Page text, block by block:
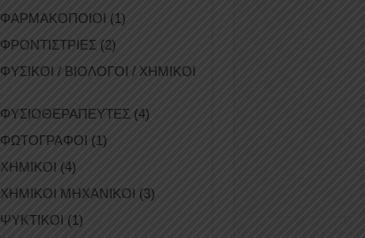
ΦΑΡΜΑΚΟΠΟΙΟΙ (1)
ΦΡΟΝΤΙΣΤΡΙΕΣ (2)
ΦΥΣΙΚΟΙ / ΒΙΟΛΟΓΟΙ / ΧΗΜΙΚΟΙ
ΦΥΣΙΟΘΕΡΑΠΕΥΤΕΣ (4)
ΦΩΤΟΓΡΑΦΟΙ (1)
ΧΗΜΙΚΟΙ (4)
ΧΗΜΙΚΟΙ ΜΗΧΑΝΙΚΟΙ (3)
ΨΥΚΤΙΚΟΙ (1)